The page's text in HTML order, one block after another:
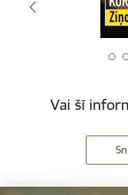
Vai šī